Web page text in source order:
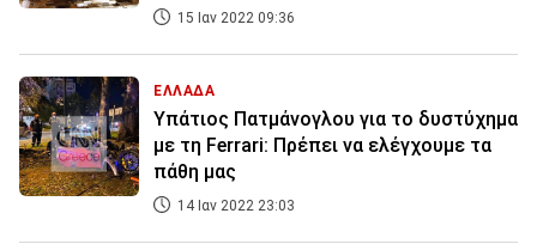
15 Ιαν 2022 09:36
ΕΛΛΑΔΑ
Υπάτιος Πατμάνογλου για το δυστύχημα
με τη Ferrari: Πρέπει να ελέγχουμε τα
πάθη μας
14 Ιαν 2022 23:03